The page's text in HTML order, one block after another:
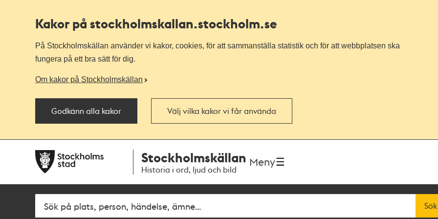
Kakor på stockholmskallan.stockholm.se
På Stockholmskällan använder vi kakor, cookies, för att sammanställa statistik och för att webbplatsen ska
fungera på ett bra sätt för dig.
Om kakor på Stockholmskällan
Godkänn alla kakor Välj vilka kakor vi får använda
navigationen
huvudinnehållet
Stockholmskällan
Historia i ord, ljud och bild
Meny
Fritextsök Sök